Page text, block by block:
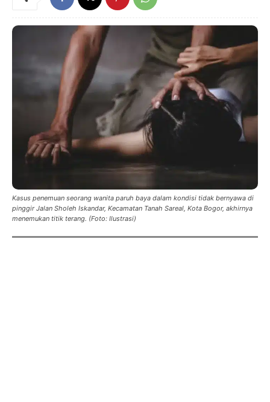
Kasus penemuan seorang wanita paruh baya dalam kondisi tidak bernyawa di
pinggir Jalan Sholeh Iskandar, Kecamatan Tanah Sareal, Kota Bogor, akhirnya
menemukan titik terang. (Foto: Ilustrasi)